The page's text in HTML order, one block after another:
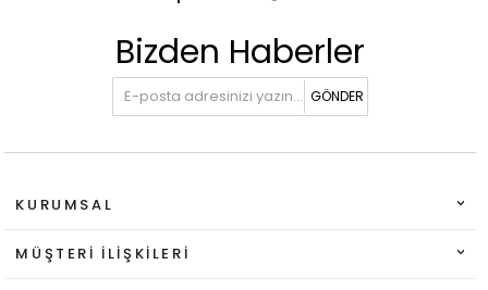
Bizden Haberler
GÖNDER
KURUMSAL
MÜŞTERI İLIŞKILERI